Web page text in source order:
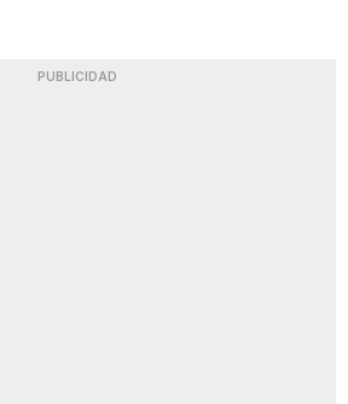
PUBLICIDAD